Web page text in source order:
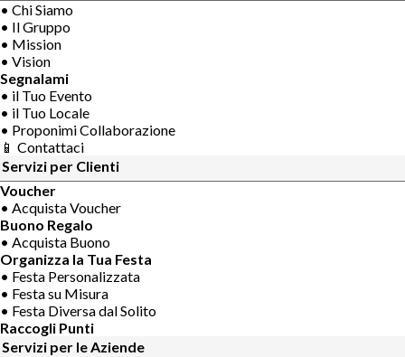
• Chi Siamo
• Il Gruppo
• Mission
• Vision
Segnalami
• il Tuo Evento
• il Tuo Locale
• Proponimi Collaborazione
📱 Contattaci
Servizi per Clienti
Voucher
• Acquista Voucher
Buono Regalo
• Acquista Buono
Organizza la Tua Festa
• Festa Personalizzata
• Festa su Misura
• Festa Diversa dal Solito
Raccogli Punti
Servizi per le Aziende